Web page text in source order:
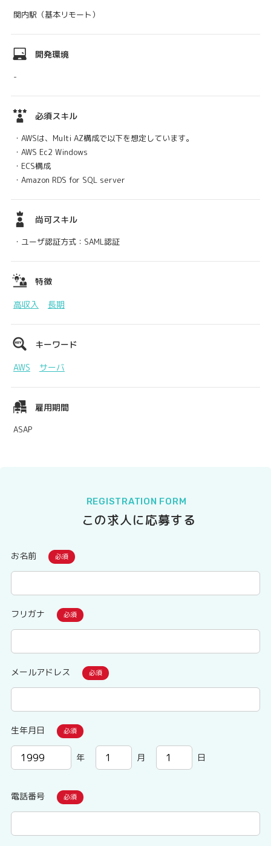
関内駅（基本リモート）
開発環境
-
必須スキル
・AWSは、Multi AZ構成で以下を想定しています。
・AWS Ec2 Windows
・ECS構成
・Amazon RDS for SQL server
尚可スキル
・ユーザ認証方式：SAML認証
特徴
高収入
長期
キーワード
AWS
サーバ
雇用期間
ASAP
REGISTRATION FORM
この求人に応募する
お名前
フリガナ
メールアドレス
生年月日
年 月 日
電話番号